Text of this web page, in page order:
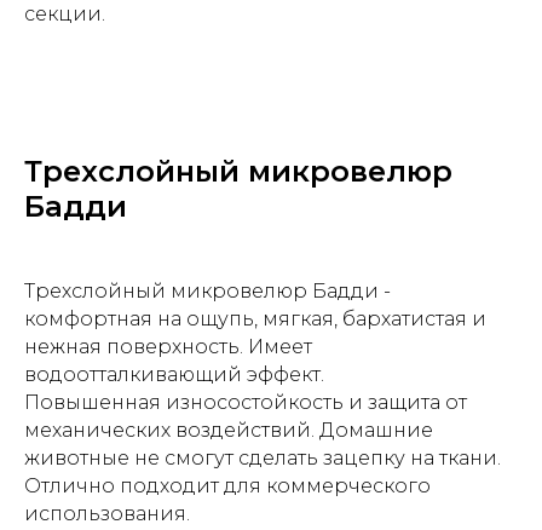
секции.
Трехслойный микровелюр
Бадди
Трехслойный микровелюр Бадди -
комфортная на ощупь, мягкая, бархатистая и
нежная поверхность. Имеет
водоотталкивающий эффект.
Повышенная износостойкость и защита от
механических воздействий. Домашние
животные не смогут сделать зацепку на ткани.
Отлично подходит для коммерческого
использования.